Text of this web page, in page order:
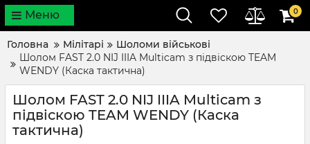
Меню 0
Головна Мілітарі
Шоломи військові
Шолом FAST 2.0 NIJ IIIA Multicam з підвіскою TEAM
WENDY (Каска тактична)
Шолом FAST 2.0 NIJ IIIA Multicam з
підвіскою TEAM WENDY (Каска
тактична)